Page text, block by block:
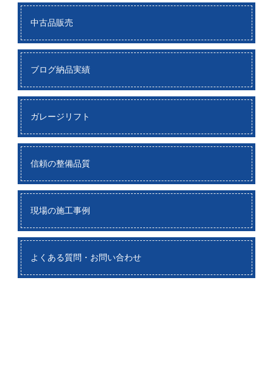
中古品販売
ブログ納品実績
ガレージリフト
信頼の整備品質
現場の施工事例
よくある質問・お問い合わせ